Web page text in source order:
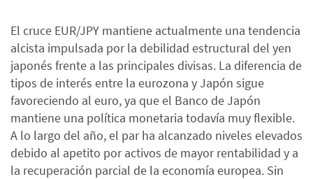
El cruce EUR/JPY mantiene actualmente una tendencia
alcista impulsada por la debilidad estructural del yen
japonés frente a las principales divisas. La diferencia de
tipos de interés entre la eurozona y Japón sigue
favoreciendo al euro, ya que el Banco de Japón
mantiene una política monetaria todavía muy flexible.
A lo largo del año, el par ha alcanzado niveles elevados
debido al apetito por activos de mayor rentabilidad y a
la recuperación parcial de la economía europea. Sin